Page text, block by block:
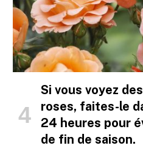
Si vous voyez
roses, faites-le
24 heures pour
de fin de saison.